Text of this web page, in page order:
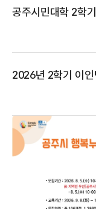
공주시민대학 2학